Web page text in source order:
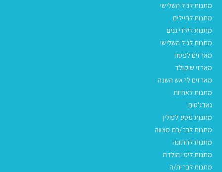
מתנות לגיל השלישי
מתנות לחיילים
מתנות לילדי גנים
מתנות לגיל השלישי
מארזים לפסח
מארזי שוקולד
מארזים לראש השנה
מתנות לאחיות
גאדג'טים
מתנות מסע לפולין
מתנות לבר/בת מצווה
מתנות לחתונה
מתנות לימי הולדת
מתנות לברית/ה